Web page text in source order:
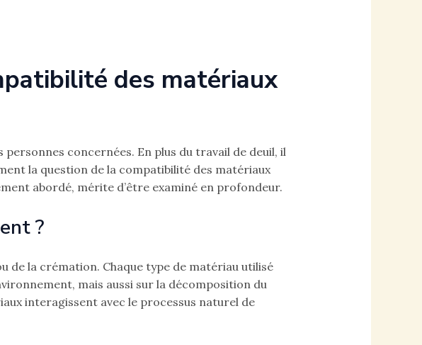
des matériaux
concernées. En plus du travail de deuil, il
la question de la compatibilité des matériaux
abordé, mérite d’être examiné en profondeur.
?
de la crémation. Chaque type de matériau utilisé
mais aussi sur la décomposition du
interagissent avec le processus naturel de